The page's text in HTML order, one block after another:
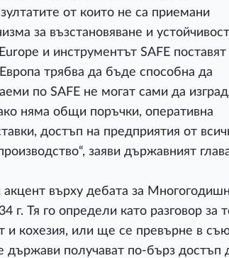
от които не са приемани
за възстановяване и
и инструментът SAFE поставят
трябва да бъде способна да
по SAFE не могат сами да
няма общи поръчки, оперативна
достъп на предприятия от
заяви държавният
акцент върху дебата за
Тя го определи като разговор за
кохезия, или ще се превърне в
държави получават по-бърз достъп